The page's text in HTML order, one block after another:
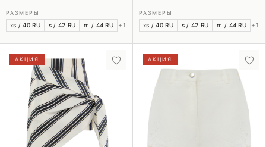
РАЗМЕРЫ
xs / 40 RU s / 42 RU m / 44 RU +1
РАЗМЕРЫ
xs / 40 RU s / 42 RU m / 44 RU +1
АКЦИЯ АКЦИЯ